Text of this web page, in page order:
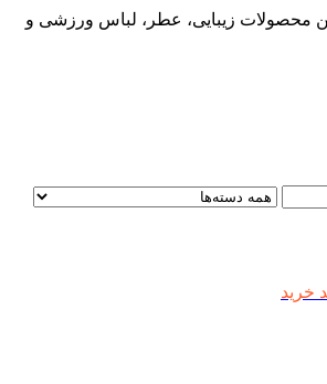
محصولات زیبایی، عطر، لباس ورزشی و
خرید